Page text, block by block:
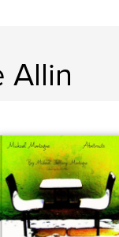
Allin